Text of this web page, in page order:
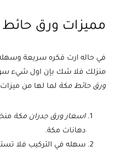
مميزات ورق
في حاله ارت فكره سريعة
منزلك فلا شك بإن اول شيء
ورق حائط مكة لما لها من ميزات
اسعار ورق جدران مكة
دهانات مكة.
سهله في التركيب فلا